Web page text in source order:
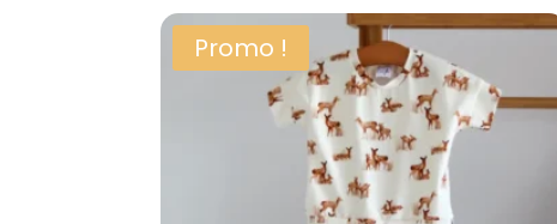
prix :
à
250,00 €
Promo !